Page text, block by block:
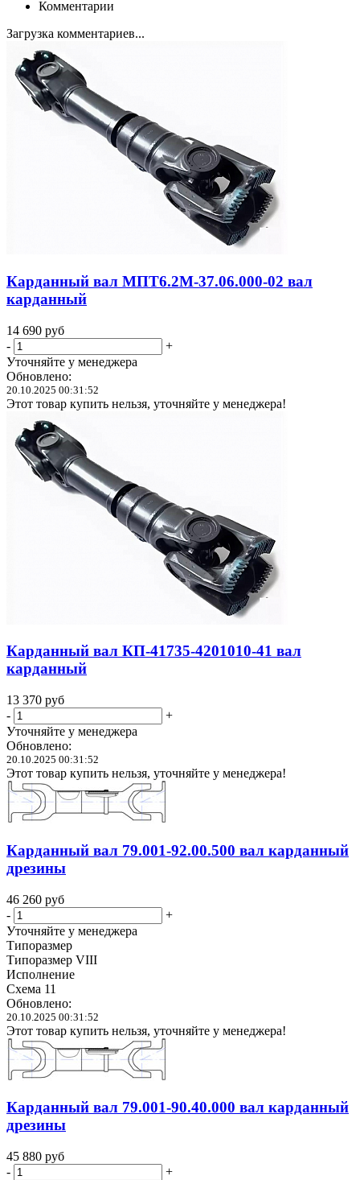
Комментарии
Загрузка комментариев...
Карданный вал МПТ6.2М-37.06.000-02 вал
карданный
14 690 руб
-
+
Уточняйте у менеджера
Обновлено:
20.10.2025 00:31:52
Этот товар купить нельзя, уточняйте у менеджера!
Карданный вал КП-41735-4201010-41 вал
карданный
13 370 руб
-
+
Уточняйте у менеджера
Обновлено:
20.10.2025 00:31:52
Этот товар купить нельзя, уточняйте у менеджера!
Карданный вал 79.001-92.00.500 вал карданный
дрезины
46 260 руб
-
+
Уточняйте у менеджера
Типоразмер
Типоразмер VIII
Исполнение
Схема 11
Обновлено:
20.10.2025 00:31:52
Этот товар купить нельзя, уточняйте у менеджера!
Карданный вал 79.001-90.40.000 вал карданный
дрезины
45 880 руб
-
+